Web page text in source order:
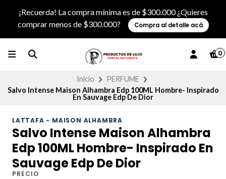
¡Recuerda! La compra mínima es de $300.000 ¿Quieres
comprar menos de $300.000?
Compra al detalle acá
0
Inicio
PERFUME
Salvo Intense Maison Alhambra Edp 100ML Hombre- Inspirado
En Sauvage Edp De Dior
LATTAFA - MAISON ALHAMBRA
Salvo Intense Maison Alhambra
Edp 100ML Hombre- Inspirado En
Sauvage Edp De Dior
PRECIO